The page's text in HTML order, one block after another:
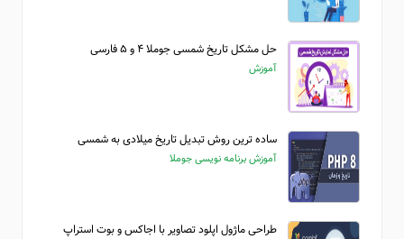
حل مشکل تاریخ شمسی جوملا ۴ و ۵ فارسی
آموزش
ساده ترین روش تبدیل تاریخ میلادی به شمسی
آموزش برنامه نویسی جوملا
طراحی ماژول اپلود تصاویر با اجاکس و بوت استراپ